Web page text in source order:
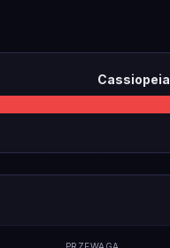
Cassiopeia